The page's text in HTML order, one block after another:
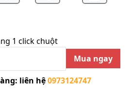
1 click chuột
Mua ngay
liên hệ0973124747